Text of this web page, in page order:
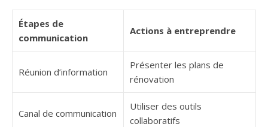
Étapes de
communication
Actions à entreprendre
Réunion d’information
Présenter les plans de
rénovation
Canal de communication
Utiliser des outils
collaboratifs